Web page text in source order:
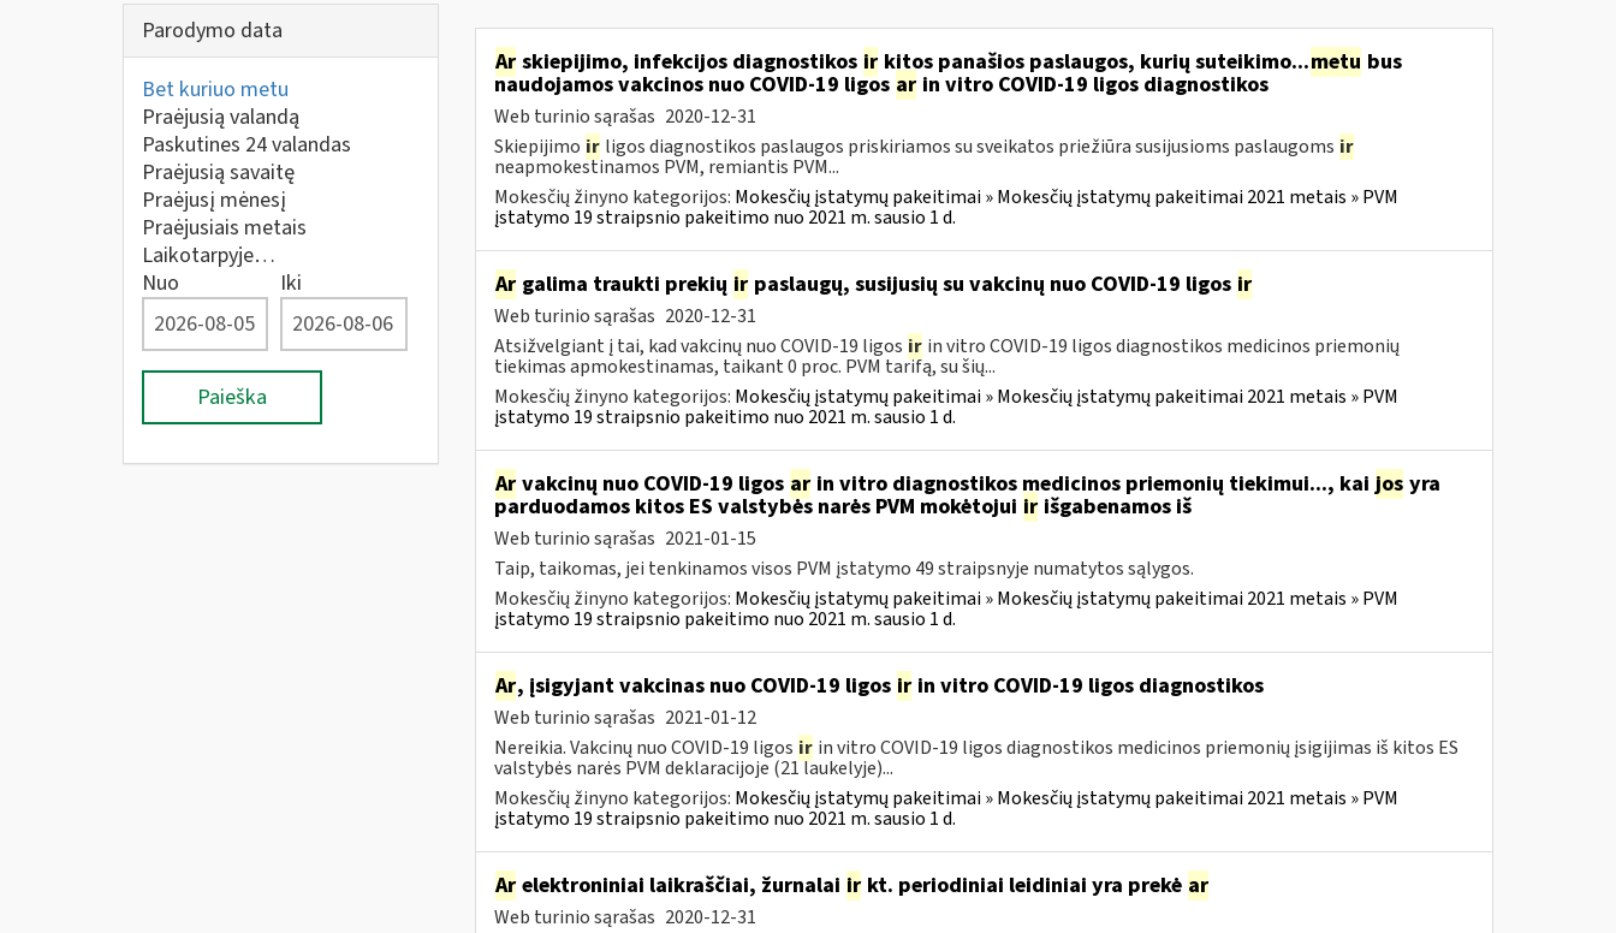
Parodymo data
Bet kuriuo metu
Praėjusią valandą
Paskutines 24 valandas
Praėjusią savaitę
Praėjusį mėnesį
Praėjusiais metais
Laikotarpyje…
Nuo
Iki
Paieška
Arskiepijimo, infekcijos diagnostikos irkitos panašios paslaugos, kurių suteikimo...metu bus
naudojamos vakcinos nuo COVID-19 ligos arin vitro COVID-19 ligos diagnostikos
Web turinio sąrašas 2020-12-31
Skiepijimo ir ligos diagnostikos paslaugos priskiriamos su sveikatos priežiūra susijusioms paslaugoms ir
neapmokestinamos PVM, remiantis PVM...
Mokesčių žinyno kategorijos: Mokesčių įstatymų pakeitimai » Mokesčių įstatymų pakeitimai 2021 metais » PVM
įstatymo 19 straipsnio pakeitimo nuo 2021 m. sausio 1 d.
Argalima traukti prekių irpaslaugų, susijusių su vakcinų nuo COVID-19 ligos ir
Web turinio sąrašas 2020-12-31
Atsižvelgiant į tai, kad vakcinų nuo COVID-19 ligos ir in vitro COVID-19 ligos diagnostikos medicinos priemonių
tiekimas apmokestinamas, taikant 0 proc. PVM tarifą, su šių...
Mokesčių žinyno kategorijos: Mokesčių įstatymų pakeitimai » Mokesčių įstatymų pakeitimai 2021 metais » PVM
įstatymo 19 straipsnio pakeitimo nuo 2021 m. sausio 1 d.
Arvakcinų nuo COVID-19 ligos arin vitro diagnostikos medicinos priemonių tiekimui..., kai jos yra
parduodamos kitos ES valstybės narės PVM mokėtojui irišgabenamos iš
Web turinio sąrašas 2021-01-15
Taip, taikomas, jei tenkinamos visos PVM įstatymo 49 straipsnyje numatytos sąlygos.
Mokesčių žinyno kategorijos: Mokesčių įstatymų pakeitimai » Mokesčių įstatymų pakeitimai 2021 metais » PVM
įstatymo 19 straipsnio pakeitimo nuo 2021 m. sausio 1 d.
Ar, įsigyjant vakcinas nuo COVID-19 ligos irin vitro COVID-19 ligos diagnostikos
Web turinio sąrašas 2021-01-12
Nereikia. Vakcinų nuo COVID-19 ligos ir in vitro COVID-19 ligos diagnostikos medicinos priemonių įsigijimas iš kitos ES
valstybės narės PVM deklaracijoje (21 laukelyje)...
Mokesčių žinyno kategorijos: Mokesčių įstatymų pakeitimai » Mokesčių įstatymų pakeitimai 2021 metais » PVM
įstatymo 19 straipsnio pakeitimo nuo 2021 m. sausio 1 d.
Arelektroniniai laikraščiai, žurnalai irkt. periodiniai leidiniai yra prekė ar
Web turinio sąrašas 2020-12-31